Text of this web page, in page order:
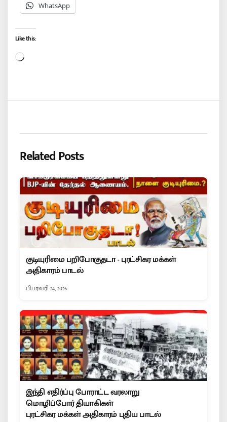
WhatsApp
Like this:
Loading…
Related Posts
குடியுரிமை பறிபோகுதடா - புரட்சிகர மக்கள்
அதிகாரம் பாடல்
பிப்ரவரி 24, 2026
இந்தி எதிர்ப்பு போராட்ட வரலாறு
மொழிப்போர் தியாகிகள்
புரட்சிகர மக்கள் அதிகாரம் புதிய பாடல்